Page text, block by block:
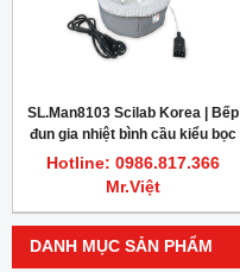
DANH MỤC SẢN PHẨM
SL.Man8103 Scilab Korea | Bếp
đun gia nhiệt bình cầu kiểu bọc
vải 250ml
Hotline: 0986.817.366
Mr.Việt